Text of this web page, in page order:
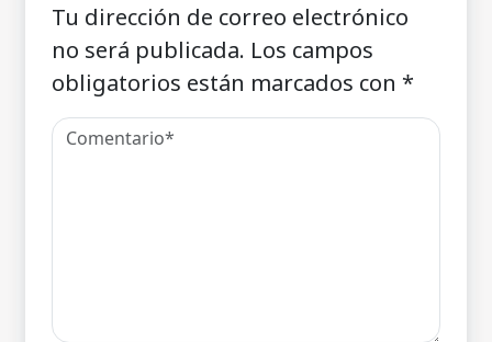
Tu dirección de correo electrónico
no será publicada. Los campos
obligatorios están marcados con *